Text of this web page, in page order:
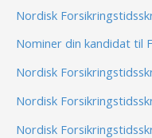
Nordisk
Nominer din kandidat til
Nordisk
Nordisk
Nordisk